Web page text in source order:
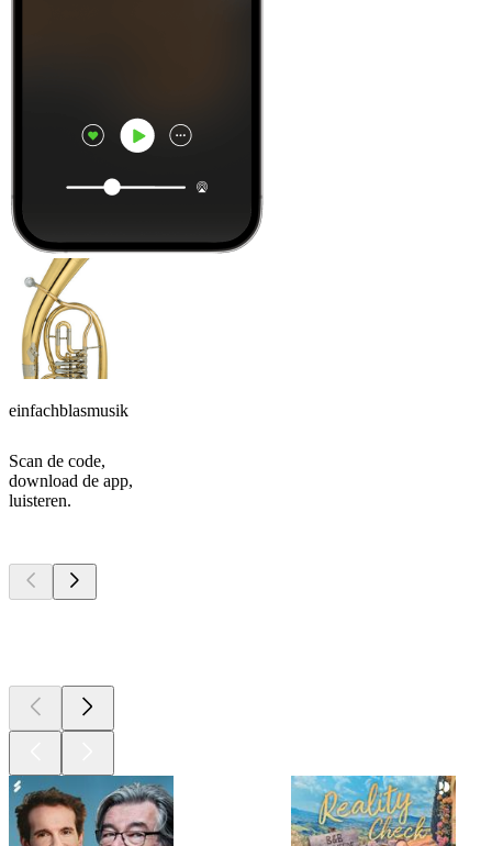
einfachblasmusik
Scan de code,
download de app,
luisteren.